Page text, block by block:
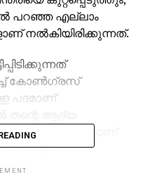
പറഞ്ഞ എല്ലാം
നല്‍കിയിരിക്കുന്നത്.
കോണ്‍ഗ്രസ്
പദമാണ്
പരിഹസിച്ചാണ്
ഓപ്ഷന്‍